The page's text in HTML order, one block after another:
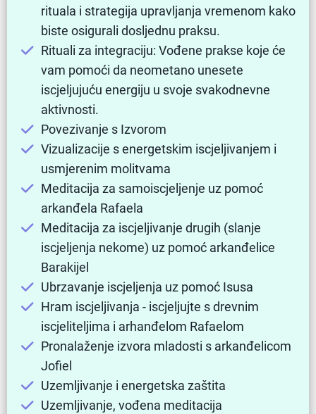
rituala i strategija upravljanja vremenom kako
biste osigurali dosljednu praksu.
Rituali za integraciju: Vođene prakse koje će
vam pomoći da neometano unesete
iscjeljujuću energiju u svoje svakodnevne
aktivnosti.
Povezivanje s Izvorom
Vizualizacije s energetskim iscjeljivanjem i
usmjerenim molitvama
Meditacija za samoiscjeljenje uz pomoć
arkanđela Rafaela
Meditacija za iscjeljivanje drugih (slanje
iscjeljenja nekome) uz pomoć arkanđelice
Barakijel
Ubrzavanje iscjeljenja uz pomoć Isusa
Hram iscjeljivanja - iscjeljujte s drevnim
iscjeliteljima i arhanđelom Rafaelom
Pronalaženje izvora mladosti s arkanđelicom
Jofiel
Uzemljivanje i energetska zaštita
Uzemljivanje, vođena meditacija